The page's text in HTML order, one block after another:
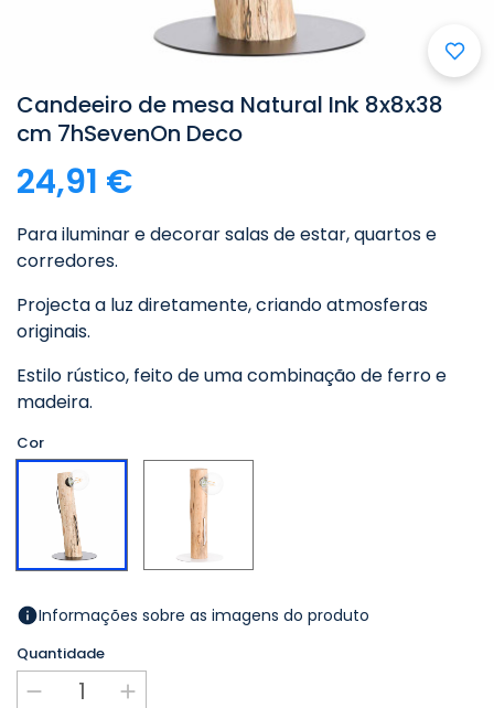
Candeeiro de mesa Natural Ink 8x8x38
cm 7hSevenOn Deco
24,91 €
Para iluminar e decorar salas de estar, quartos e
corredores.
Projecta a luz diretamente, criando atmosferas
originais.
Estilo rústico, feito de uma combinação de ferro e
madeira.
Cor
Madeira/Preto Madeira/Branco
Informações sobre as imagens do produto
Quantidade